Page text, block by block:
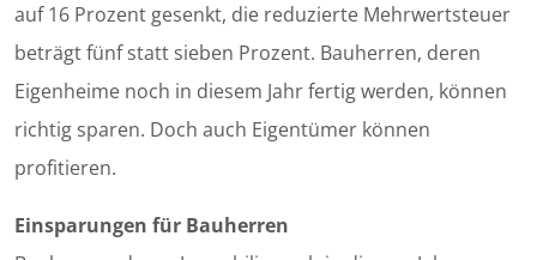
auf 16 Prozent gesenkt, die reduzierte Mehrwertsteuer
beträgt fünf statt sieben Prozent. Bauherren, deren
Eigenheime noch in diesem Jahr fertig werden, können
richtig sparen. Doch auch Eigentümer können
profitieren.
Einsparungen für Bauherren